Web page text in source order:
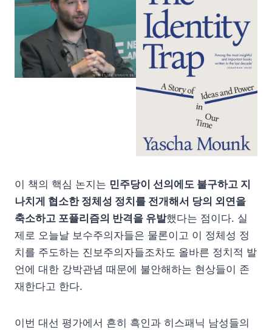
이 책의 핵심 논지는 민주당이 선의에도 불구하고 지
나치게 협소한 정체성 정치를 전개해서 당의 외연을
축소하고 포퓰리즘의 반격을 유발했다는 점이다. 실
제로 오늘날 보수주의자들은 물론이고 이 정체성 정
치를 주도하는 진보주의자들조차도 올바른 정치적 발
언에 대한 강박관념 때문에 불안해하는 현상들이 존
재한다고 한다.
이번 대선 평가에서 흔히 흑인과 히스패닉 남성들의